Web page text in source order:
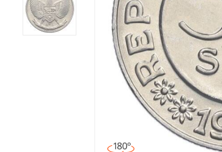
Иностранные монеты
Неофициальные выпуски монет (Unusual)
Античные и средневековые монеты